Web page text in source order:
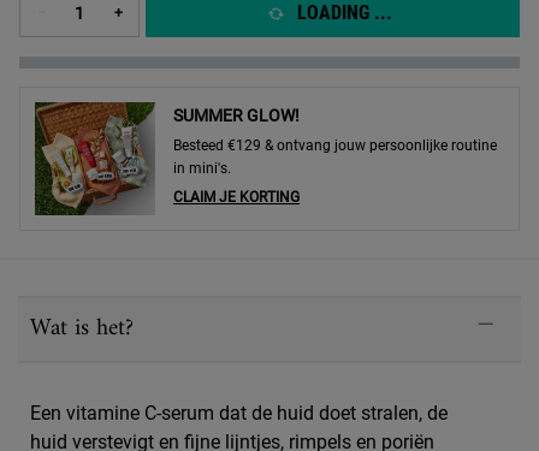
+ LOADING ...
SUMMER GLOW!
Besteed €129 & ontvang jouw persoonlijke routine
in mini's.
CLAIM JE KORTING
Wat is het?
Een vitamine C-serum dat de huid doet stralen, de
huid verstevigt en fijne lijntjes, rimpels en poriën